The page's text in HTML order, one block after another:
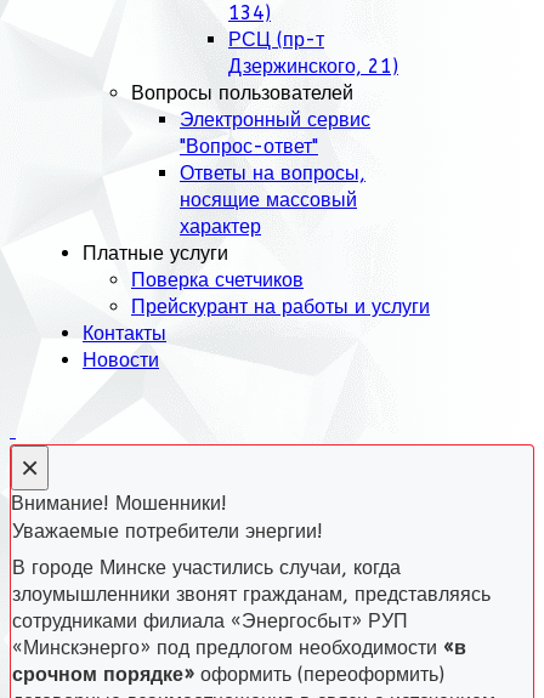
134)
РСЦ (пр-т
Дзержинского, 21)
Вопросы пользователей
Электронный сервис
"Вопрос-ответ"
Ответы на вопросы,
носящие массовый
характер
Платные услуги
Поверка счетчиков
Прейскурант на работы и услуги
Контакты
Новости
×
Внимание! Мошенники!
Уважаемые потребители энергии!
В городе Минске участились случаи, когда
злоумышленники звонят гражданам, представляясь
сотрудниками филиала «Энергосбыт» РУП
«Минскэнерго» под предлогом необходимости «в
срочном порядке» оформить (переоформить)